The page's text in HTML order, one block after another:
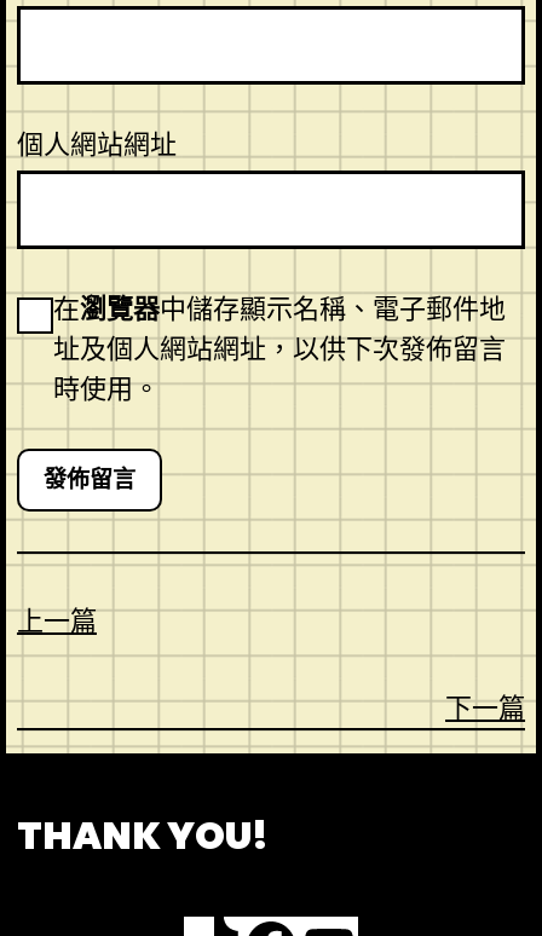
個人網站網址
在瀏覽器中儲存顯示名稱、電子郵件地
址及個人網站網址，以供下次發佈留言
時使用。
上一篇
下一篇
THANK YOU!